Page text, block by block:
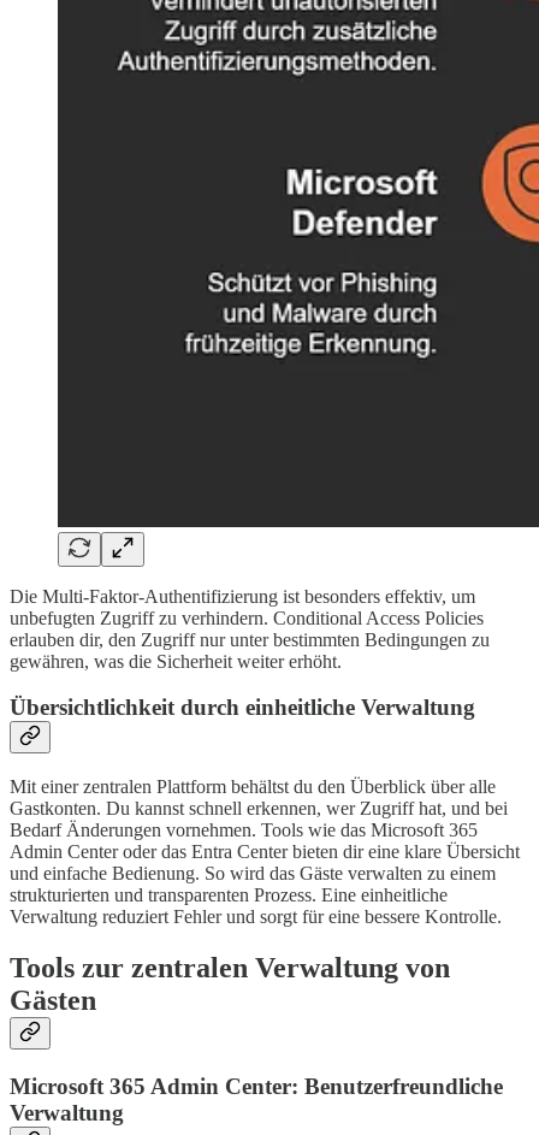
Die Multi-Faktor-Authentifizierung ist besonders effektiv, um
unbefugten Zugriff zu verhindern. Conditional Access Policies
erlauben dir, den Zugriff nur unter bestimmten Bedingungen zu
gewähren, was die Sicherheit weiter erhöht.
Übersichtlichkeit durch einheitliche Verwaltung
Mit einer zentralen Plattform behältst du den Überblick über alle
Gastkonten. Du kannst schnell erkennen, wer Zugriff hat, und bei
Bedarf Änderungen vornehmen. Tools wie das Microsoft 365
Admin Center oder das Entra Center bieten dir eine klare Übersicht
und einfache Bedienung. So wird das Gäste verwalten zu einem
strukturierten und transparenten Prozess. Eine einheitliche
Verwaltung reduziert Fehler und sorgt für eine bessere Kontrolle.
Tools zur zentralen Verwaltung von
Gästen
Microsoft 365 Admin Center: Benutzerfreundliche
Verwaltung